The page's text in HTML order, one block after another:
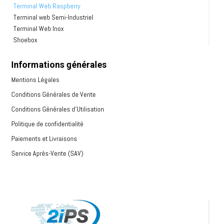
Terminal Web Raspberry
Terminal web Semi-Industriel
Terminal Web Inox
Shoebox
Informations générales
Mentions Légales
Conditions Générales de Vente
Conditions Générales d’Utilisation
Politique de confidentialité
Paiements et Livraisons
Service Après-Vente (SAV)